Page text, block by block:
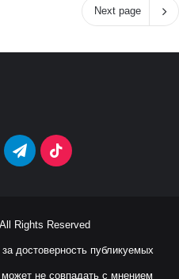
Next page
TelegramTikTok
Rights Reserved
достоверность публикуемых
не совпадать с мнением